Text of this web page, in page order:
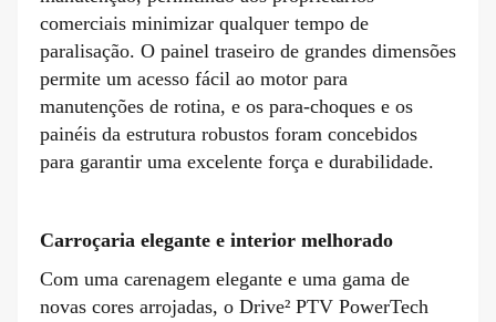
comerciais minimizar qualquer tempo de
paralisação. O painel traseiro de grandes dimensões
permite um acesso fácil ao motor para
manutenções de rotina, e os para-choques e os
painéis da estrutura robustos foram concebidos
para garantir uma excelente força e durabilidade.
Carroçaria elegante e interior melhorado
Com uma carenagem elegante e uma gama de
novas cores arrojadas, o Drive² PTV PowerTech